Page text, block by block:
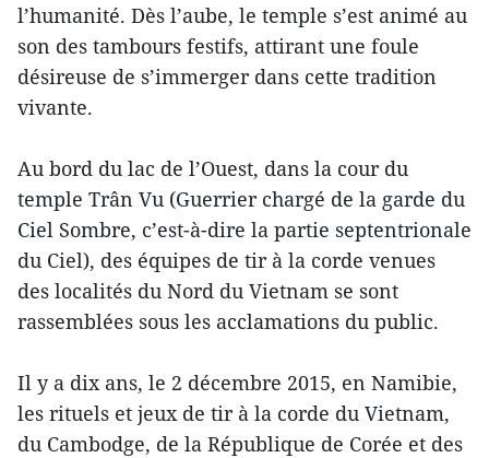
l’humanité. Dès l’aube, le temple s’est animé au
son des tambours festifs, attirant une foule
désireuse de s’immerger dans cette tradition
vivante.
Au bord du lac de l’Ouest, dans la cour du
temple Trân Vu (Guerrier chargé de la garde du
Ciel Sombre, c’est-à-dire la partie septentrionale
du Ciel), des équipes de tir à la corde venues
des localités du Nord du Vietnam se sont
rassemblées sous les acclamations du public.
Il y a dix ans, le 2 décembre 2015, en Namibie,
les rituels et jeux de tir à la corde du Vietnam,
du Cambodge, de la République de Corée et des